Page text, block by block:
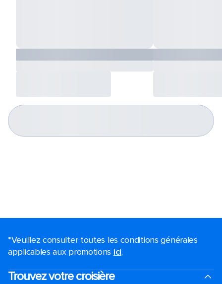
*Veuillez consulter toutes les conditions générales
applicables aux promotions ici.
Trouvez votre croisière